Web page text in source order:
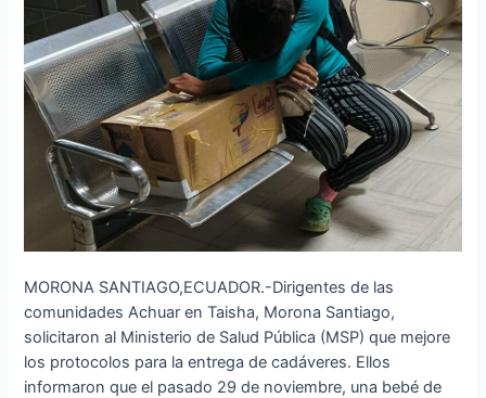
MORONA SANTIAGO,ECUADOR.-Dirigentes de las
comunidades Achuar en Taisha, Morona Santiago,
solicitaron al Ministerio de Salud Pública (MSP) que mejore
los protocolos para la entrega de cadáveres. Ellos
informaron que el pasado 29 de noviembre, una bebé de